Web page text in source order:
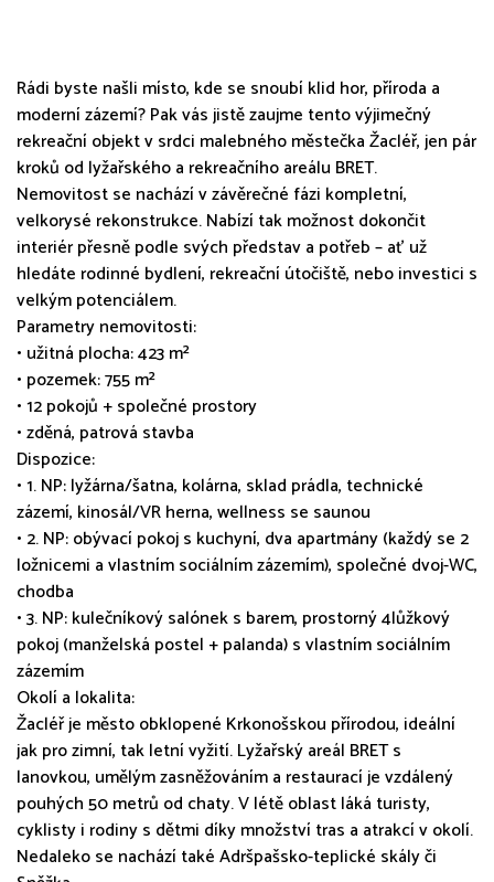
Rádi byste našli místo, kde se snoubí klid hor, příroda a
moderní zázemí? Pak vás jistě zaujme tento výjimečný
rekreační objekt v srdci malebného městečka Žacléř, jen pár
kroků od lyžařského a rekreačního areálu BRET.
Nemovitost se nachází v závěrečné fázi kompletní,
velkorysé rekonstrukce. Nabízí tak možnost dokončit
interiér přesně podle svých představ a potřeb – ať už
hledáte rodinné bydlení, rekreační útočiště, nebo investici s
velkým potenciálem.
Parametry nemovitosti:
• užitná plocha: 423 m²
• pozemek: 755 m²
• 12 pokojů + společné prostory
• zděná, patrová stavba
Dispozice:
• 1. NP: lyžárna/šatna, kolárna, sklad prádla, technické
zázemí, kinosál/VR herna, wellness se saunou
• 2. NP: obývací pokoj s kuchyní, dva apartmány (každý se 2
ložnicemi a vlastním sociálním zázemím), společné dvoj-WC,
chodba
• 3. NP: kulečníkový salónek s barem, prostorný 4lůžkový
pokoj (manželská postel + palanda) s vlastním sociálním
zázemím
Okolí a lokalita:
Žacléř je město obklopené Krkonošskou přírodou, ideální
jak pro zimní, tak letní vyžití. Lyžařský areál BRET s
lanovkou, umělým zasněžováním a restaurací je vzdálený
pouhých 50 metrů od chaty. V létě oblast láká turisty,
cyklisty i rodiny s dětmi díky množství tras a atrakcí v okolí.
Nedaleko se nachází také Adršpašsko-teplické skály či